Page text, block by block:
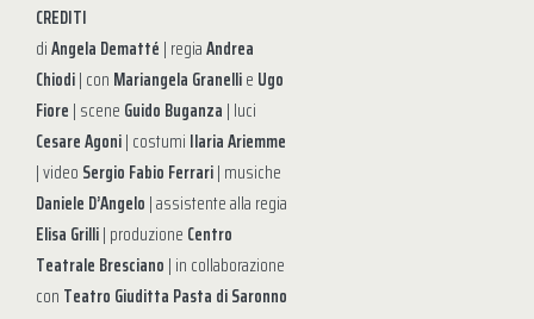
CREDITI
diAngela Dematté | regiaAndrea
Chiodi| con Mariangela Granellie Ugo
Fiore | scene Guido Buganza | luci
Cesare Agoni| costumi Ilaria Ariemme
| video Sergio Fabio Ferrari| musiche
Daniele D’Angelo | assistente alla regia
Elisa Grilli| produzione Centro
Teatrale Bresciano | in collaborazione
con Teatro Giuditta Pasta di Saronno